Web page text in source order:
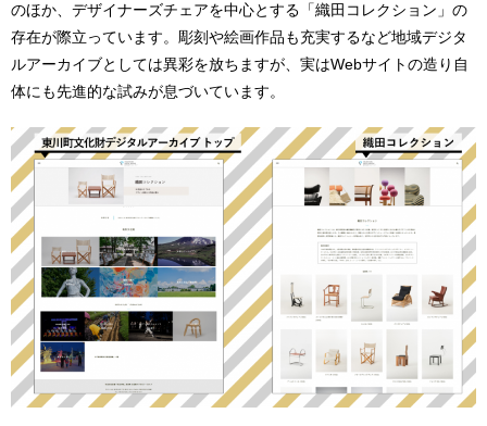
のほか、デザイナーズチェアを中心とする「織田コレクション」の
存在が際立っています。彫刻や絵画作品も充実するなど地域デジタ
ルアーカイブとしては異彩を放ちますが、実はWebサイトの造り自
体にも先進的な試みが息づいています。